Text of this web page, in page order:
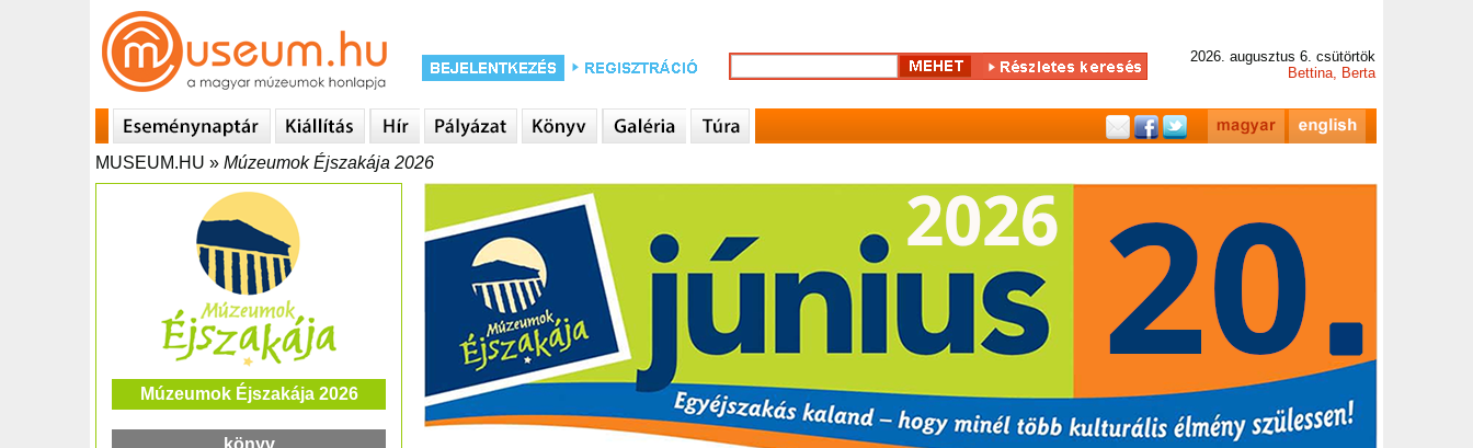
2026. augusztus 6. csütörtök
Bettina, Berta
MUSEUM.HU » Múzeumok Éjszakája 2026
Múzeumok Éjszakája 2026
könyv